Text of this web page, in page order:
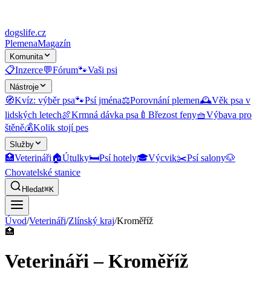
dogslife.cz
PlemenaMagazín
Komunita
📋Inzerce💬Fórum🐾Vaši psi
Nástroje
🧭Kvíz: výběr psa🐾Psí jména⚖️Porovnání plemen🕰️Věk psa v
lidských letech🍖Krmná dávka psa 🍼 Březost feny🧺Výbava pro
štěně💰Kolik stojí pes
Služby
🏥Veterináři🏠Útulky🛏️Psí hotely🎓Výcvik✂️Psí salony🐶
Chovatelské stanice
Hledat⌘K
Úvod/Veterináři/Zlínský kraj/Kroměříž
🏥
Veterináři – Kroměříž